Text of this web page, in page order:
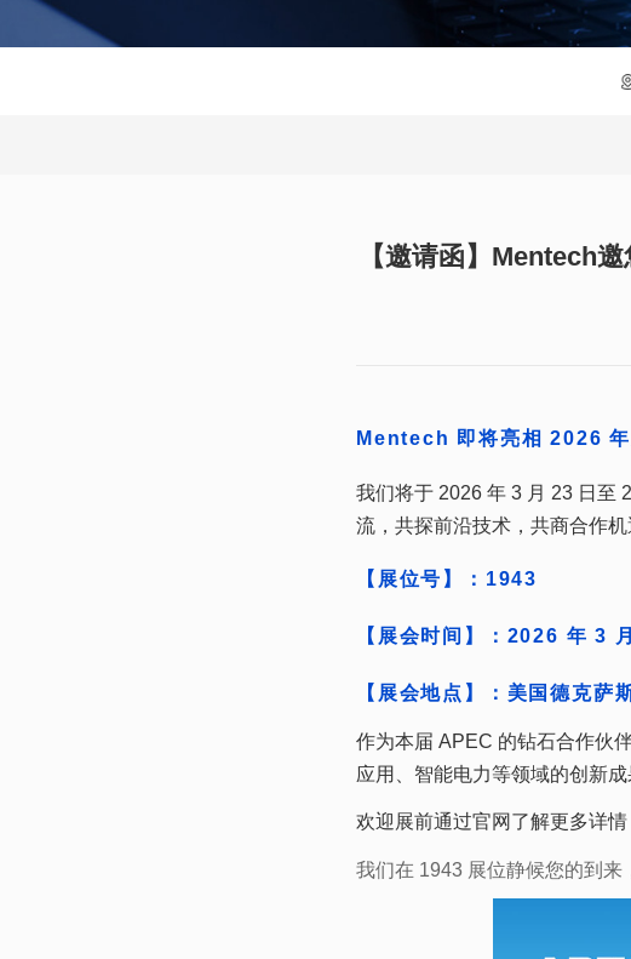
【邀请函】Mentech
Mentech 即将亮相 2026
流，共探前沿技术，共商合作机
【展位号】：1943
【展会时间】：2026 年 3
【展会地点】：美国德克萨
应用、智能电力等领域的创新
欢迎展前通过官网了解更多详情
我们在 1943 展位静候您的到来